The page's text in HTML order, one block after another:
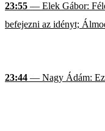
23:55 — Elek Gábor:
befejezni az idényt;
23:44 — Nagy Ádám: